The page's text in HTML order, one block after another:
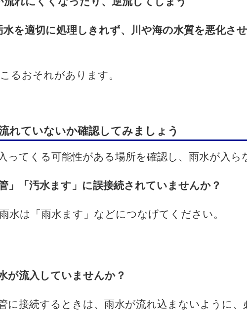
を適切に処理しきれず、川や海の水質を悪化さ
るおそれがあります。
れていないか確認してみましょう
ってくる可能性がある場所を確認し、雨水が入ら
」「汚水ます」に誤接続されていませんか？
水は「雨水ます」などにつなげてください。
が流入していませんか？
に接続するときは、雨水が流れ込まないように